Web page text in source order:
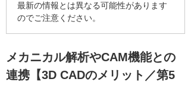
最新の情報とは異なる可能性があります
のでご注意ください。
メカニカル解析やCAM機能との
連携【3D CADのメリット／第5